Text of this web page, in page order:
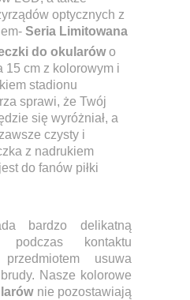
optycznych z
Seria Limitowana
do okularówo
15 cm z kolorowym i
stadionu
sprawi, że Twój
się wyróżniał, a
czysty i
z nadrukiem
do fanów piłki
bardzo delikatną
podczas kontaktu
usuwa
Nasze kolorowe
nie pozostawiają